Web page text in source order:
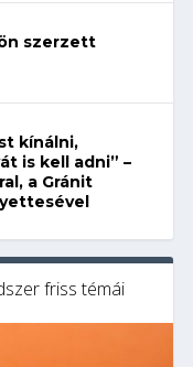
szerzett
kínálni,
is kell adni” –
a Gránit
friss témái